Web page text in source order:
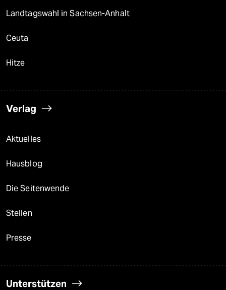
Landtagswahl in Sachsen-Anhalt
Ceuta
Hitze
Verlag
Aktuelles
Hausblog
Die Seitenwende
Stellen
Presse
Unterstützen